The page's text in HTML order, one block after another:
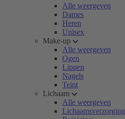
Alle weergeven
Dames
Heren
Unisex
Make-up
Alle weergeven
Ogen
Lippen
Nagels
Teint
Lichaam
Alle weergeven
Lichaamsverzorging